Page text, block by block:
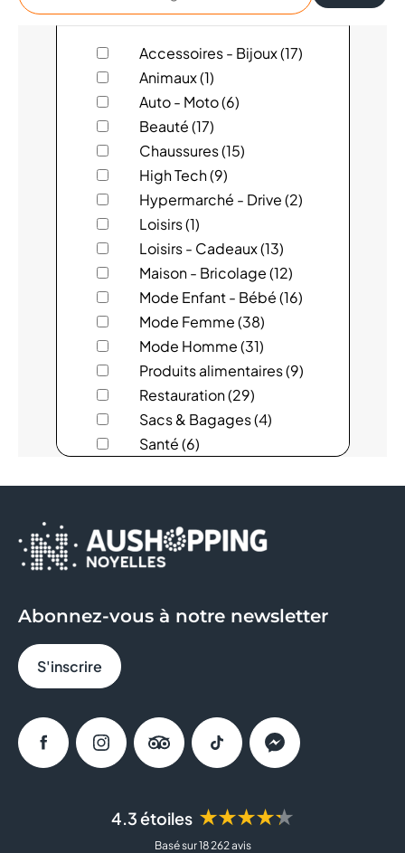
un
magasin
123 PARE-BRISE
4 MURS
ACTION
ADOPT'
AGENCE VOYAGES BAUDART
ALIZÉS PRESSING
ARMAND THIERY
AU BUREAU
AUCHAN
AUCHAN DRIVE
BLEU
BONOBO
BOTTINA
Accessoires - Bijoux (17)
Animaux (1)
Auto - Moto (6)
Beauté (17)
Chaussures (15)
High Tech (9)
Hypermarché - Drive (2)
Loisirs (1)
Loisirs - Cadeaux (13)
Maison - Bricolage (12)
Mode Enfant - Bébé (16)
Mode Femme (38)
Mode Homme (31)
Produits alimentaires (9)
Restauration (29)
Sacs & Bagages (4)
Santé (6)
Sous-vêtements (8)
Sweat Eats (1)
4.3 étoiles ★★★★★
Basé sur 18 262 avis
Abonnez-vous à notre newsletter
S'inscrire
FacebookInstagramTripadvisorTiktok Messenger